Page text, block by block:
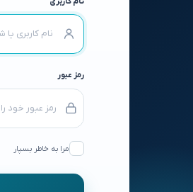
رمز عبور
مرا به خاطر بسپار